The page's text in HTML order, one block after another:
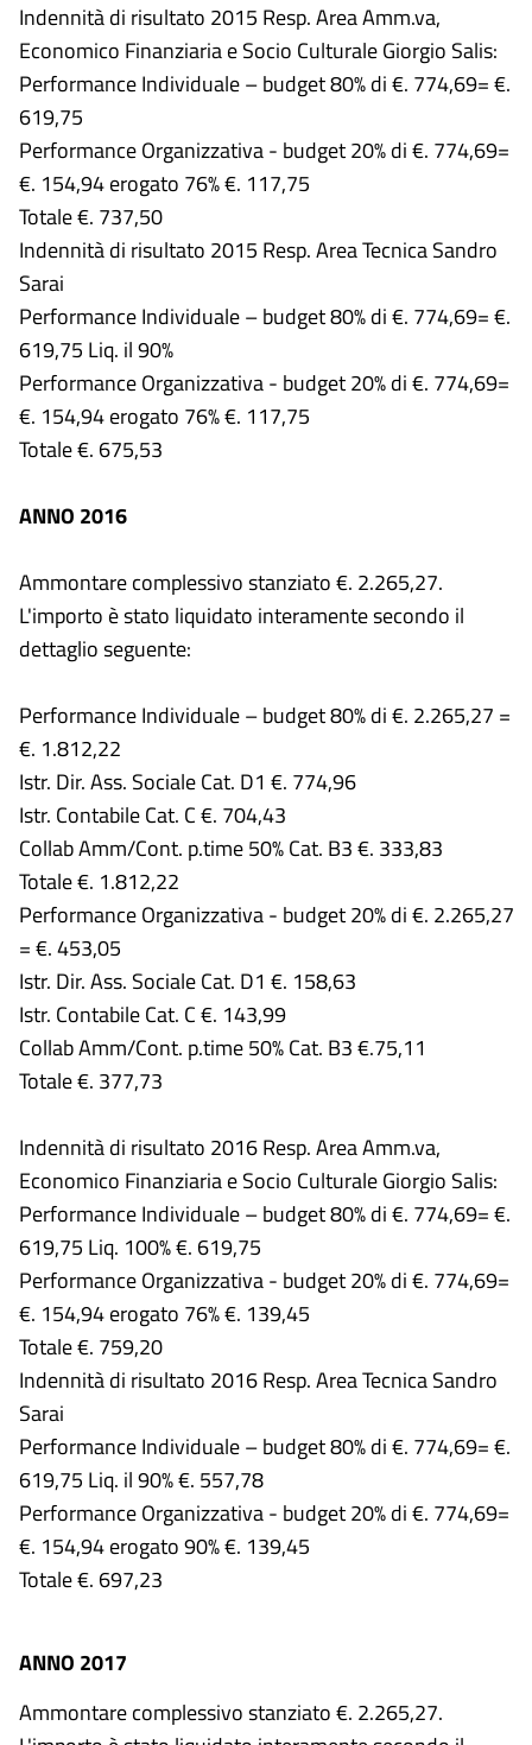
Indennità di risultato 2015 Resp. Area Amm.va,
Economico Finanziaria e Socio Culturale Giorgio Salis:
Performance Individuale – budget 80% di €. 774,69= €.
619,75
Performance Organizzativa - budget 20% di €. 774,69=
€. 154,94 erogato 76% €. 117,75
Totale €. 737,50
Indennità di risultato 2015 Resp. Area Tecnica Sandro
Sarai
Performance Individuale – budget 80% di €. 774,69= €.
619,75 Liq. il 90%
Performance Organizzativa - budget 20% di €. 774,69=
€. 154,94 erogato 76% €. 117,75
Totale €. 675,53
ANNO 2016
Ammontare complessivo stanziato €. 2.265,27.
L'importo è stato liquidato interamente secondo il
dettaglio seguente:
Performance Individuale – budget 80% di €. 2.265,27 =
€. 1.812,22
Istr. Dir. Ass. Sociale Cat. D1 €. 774,96
Istr. Contabile Cat. C €. 704,43
Collab Amm/Cont. p.time 50% Cat. B3 €. 333,83
Totale €. 1.812,22
Performance Organizzativa - budget 20% di €. 2.265,27
= €. 453,05
Istr. Dir. Ass. Sociale Cat. D1 €. 158,63
Istr. Contabile Cat. C €. 143,99
Collab Amm/Cont. p.time 50% Cat. B3 €.75,11
Totale €. 377,73
Indennità di risultato 2016 Resp. Area Amm.va,
Economico Finanziaria e Socio Culturale Giorgio Salis:
Performance Individuale – budget 80% di €. 774,69= €.
619,75 Liq. 100% €. 619,75
Performance Organizzativa - budget 20% di €. 774,69=
€. 154,94 erogato 76% €. 139,45
Totale €. 759,20
Indennità di risultato 2016 Resp. Area Tecnica Sandro
Sarai
Performance Individuale – budget 80% di €. 774,69= €.
619,75 Liq. il 90% €. 557,78
Performance Organizzativa - budget 20% di €. 774,69=
€. 154,94 erogato 90% €. 139,45
Totale €. 697,23
ANNO 2017
Ammontare complessivo stanziato €. 2.265,27.